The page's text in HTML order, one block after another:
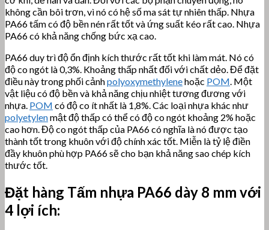
không cần bôi trơn, vì nó có hệ số ma sát tự nhiên thấp. Nhựa
PA66 tấm có độ bền nén rất tốt và ứng suất kéo rất cao. Nhựa
PA66 có khả năng chống bức xạ cao.
PA66 duy trì độ ổn định kích thước rất tốt khi làm mát. Nó có
độ co ngót là 0,3%. Khoảng thấp nhất đối với chất dẻo. Để đặt
điều này trong phối cảnhpolyoxymethylenehoặc POM. Một
vật liệu có độ bền và khả năng chịu nhiệt tương đương với
nhựa. POM có độ co ít nhất là 1,8%. Các loại nhựa khác như
polyetylenmật độ thấp có thể có độ co ngót khoảng 2% hoặc
cao hơn. Độ co ngót thấp của PA66 có nghĩa là nó được tạo
thành tốt trong khuôn với độ chính xác tốt. Miễn là tỷ lệ điền
đầy khuôn phù hợp PA66 sẽ cho bạn khả năng sao chép kích
thước tốt.
Đặt hàng Tấm nhựa PA66 dày 8 mm với
4 lợi ích: